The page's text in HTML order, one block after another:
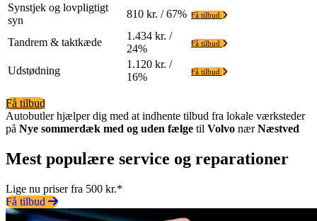
Synstjek og lovpligtigt
syn
810 kr. / 67% Få tilbud
Tandrem & taktkæde
1.434 kr. /
24%
Få tilbud
Udstødning
1.120 kr. /
16%
Få tilbud
Få tilbud
Autobutler hjælper dig med at indhente tilbud fra lokale værksteder
på Nye sommerdæk med og uden fælge til Volvo nærNæstved
Mest populære service og reparationer
Lige nu priser fra 500 kr.*
Få tilbud